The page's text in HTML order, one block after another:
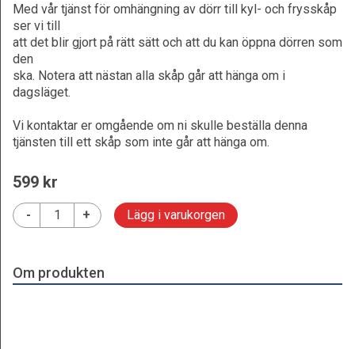
Med vår tjänst för omhängning av dörr till kyl- och frysskåp
ser vi till
att det blir gjort på rätt sätt och att du kan öppna dörren som
den
ska. Notera att nästan alla skåp går att hänga om i
dagsläget.
Vi kontaktar er omgående om ni skulle beställa denna
tjänsten till ett skåp som inte går att hänga om.
599 kr
- + Lägg i varukorgen
Om produkten